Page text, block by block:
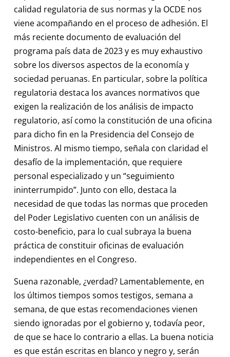
calidad regulatoria de sus normas y la OCDE nos
viene acompañando en el proceso de adhesión. El
más reciente documento de evaluación del
programa país data de 2023 y es muy exhaustivo
sobre los diversos aspectos de la economía y
sociedad peruanas. En particular, sobre la política
regulatoria destaca los avances normativos que
exigen la realización de los análisis de impacto
regulatorio, así como la constitución de una oficina
para dicho fin en la Presidencia del Consejo de
Ministros. Al mismo tiempo, señala con claridad el
desafío de la implementación, que requiere
personal especializado y un “seguimiento
ininterrumpido”. Junto con ello, destaca la
necesidad de que todas las normas que proceden
del Poder Legislativo cuenten con un análisis de
costo-beneficio, para lo cual subraya la buena
práctica de constituir oficinas de evaluación
independientes en el Congreso.
Suena razonable, ¿verdad? Lamentablemente, en
los últimos tiempos somos testigos, semana a
semana, de que estas recomendaciones vienen
siendo ignoradas por el gobierno y, todavía peor,
de que se hace lo contrario a ellas. La buena noticia
es que están escritas en blanco y negro y, serán